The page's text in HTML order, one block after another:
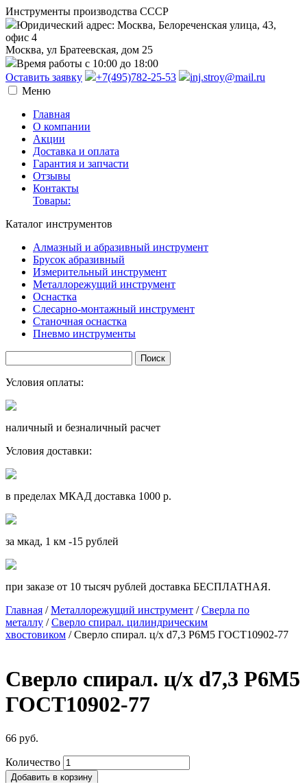
Инструменты производства СССР
Юридический адрес: Москва, Белореченская улица, 43,
офис 4
Москва, ул Братеевская, дом 25
Время работы с 10:00 до 18:00
Оставить заявку
+7(495)782-25-53
inj.stroy@mail.ru
Меню
Главная
О компании
Акции
Доставка и оплата
Гарантия и запчасти
Отзывы
Контакты
Товары:
Каталог инструментов
Алмазный и абразивный инструмент
Брусок абразивный
Измерительный инструмент
Металлорежущий инструмент
Оснастка
Слесарно-монтажный инструмент
Станочная оснастка
Пневмо инструменты
Условия оплаты:
наличный и безналичный расчет
Условия доставки:
в пределах МКАД доставка 1000 р.
за мкад, 1 км -15 рублей
при заказе от 10 тысяч рублей доставка БЕСПЛАТНАЯ.
Главная /Металлорежущий инструмент /Сверла по
металлу /Сверло спирал. цилиндрическим
хвостовиком / Сверло спирал. ц/х d7,3 Р6М5 ГОСТ10902-77
Сверло спирал. ц/х d7,3 Р6М5
ГОСТ10902-77
66 руб.
Количество
Добавить в корзину